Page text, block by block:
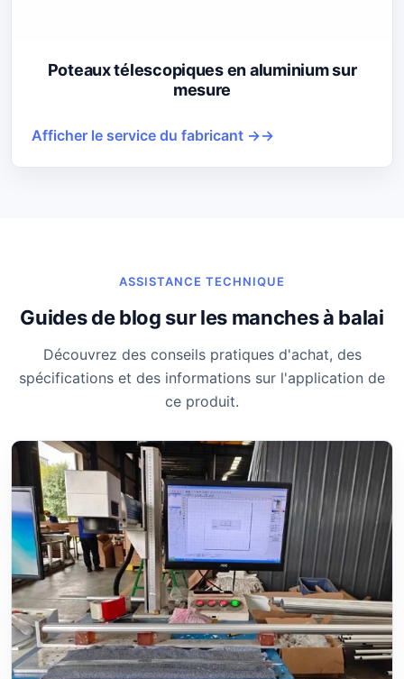
Poteaux télescopiques en aluminium sur
mesure
Afficher le service du fabricant →
ASSISTANCE TECHNIQUE
Guides de blog sur les manches à balai
Découvrez des conseils pratiques d'achat, des
spécifications et des informations sur l'application de
ce produit.